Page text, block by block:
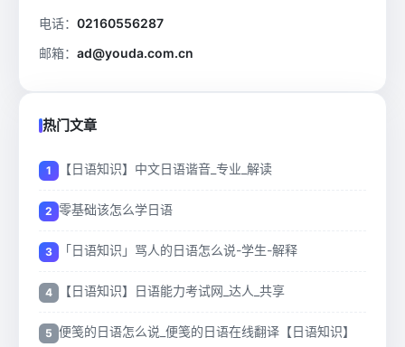
电话： 02160556287
邮箱： ad@youda.com.cn
热门文章
【日语知识】中文日语谐音_专业_解读
零基础该怎么学日语
「日语知识」骂人的日语怎么说-学生-解释
【日语知识】日语能力考试网_达人_共享
便笺的日语怎么说_便笺的日语在线翻译【日语知识】